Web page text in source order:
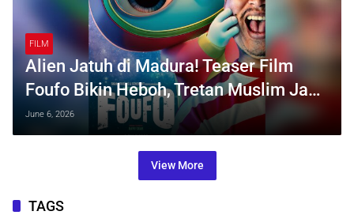
FILM
Alien Jatuh di Madura! Teaser Film
Foufo Bikin Heboh, Tretan Muslim Jadi
Sahabat Makhluk Luar Angkasa
June 6, 2026
View More
TAGS